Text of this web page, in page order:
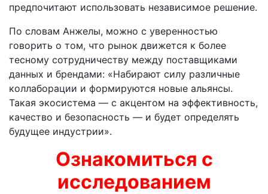
предпочитают использовать независимое решение.
По словам Анжелы, можно с уверенностью
говорить о том, что рынок движется к более
тесному сотрудничеству между поставщиками
данных и брендами: «Набирают силу различные
коллаборации и формируются новые альянсы.
Такая экосистема — с акцентом на эффективность,
качество и безопасность — и будет определять
будущее индустрии».
Ознакомиться с
исследованием